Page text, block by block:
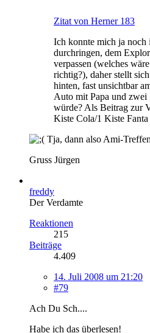
Zitat von Herner 183
Ich konnte mich ja noch
durchringen, dem
verpassen (welches
richtig?), daher stellt
hinten, fast unsichtbar
Auto mit Papa und zwei
würde? Als Beitrag zur
Kiste Cola/1 Kiste
Tja, dann also Ami-
Gruss Jürgen
freddy
Der Verdamte
Reaktionen
215
Beiträge
4.409
14. Juli 2008 um 21:20
#79
Ach Du Sch....
Habe ich das überlesen!